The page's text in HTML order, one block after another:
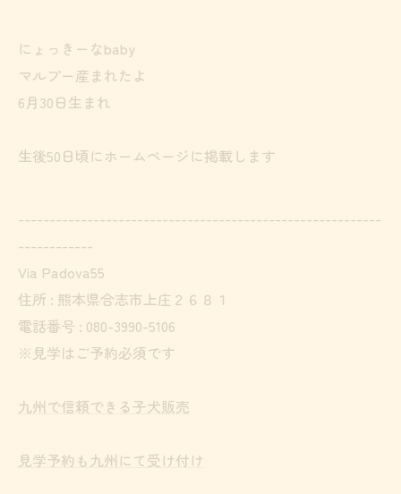
にょっきーなbaby
マルプー産まれたよ
6月30日生まれ
生後50日頃にホームページに掲載します
----------------------------------------------------------
------------
Via Padova55
住所 : 熊本県合志市上庄２６８１
電話番号 : 080-3990-5106
※見学はご予約必須です
九州で信頼できる子犬販売
見学予約も九州にて受け付け